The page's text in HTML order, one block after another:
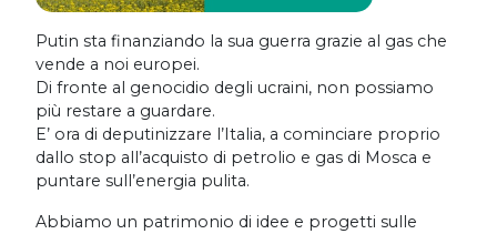
Putin sta finanziando la sua guerra grazie al gas che
vende a noi europei.
Di fronte al genocidio degli ucraini, non possiamo
più restare a guardare.
E’ ora di deputinizzare l’Italia, a cominciare proprio
dallo stop all’acquisto di petrolio e gas di Mosca e
puntare sull’energia pulita.
Abbiamo un patrimonio di idee e progetti sulle